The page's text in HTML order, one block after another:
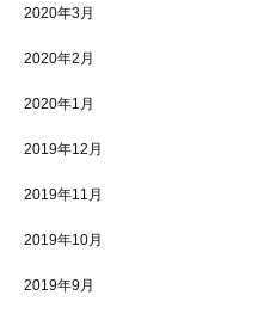
2020年3月
2020年2月
2020年1月
2019年12月
2019年11月
2019年10月
2019年9月